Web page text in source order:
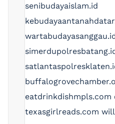
senibudayaislam.id
eatdrinkdishmpls.com
texasgirlreads.com